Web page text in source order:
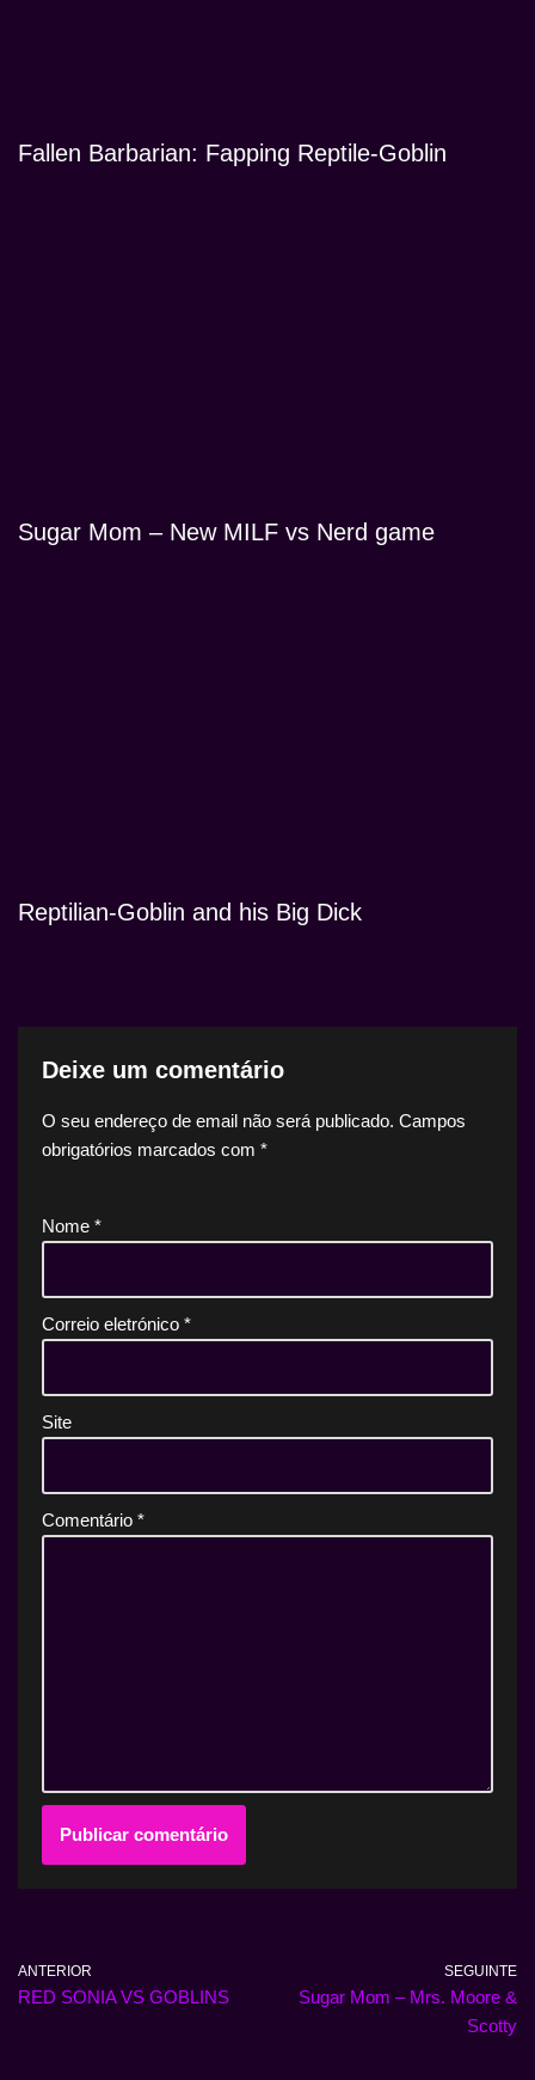
Fallen Barbarian: Fapping Reptile-Goblin
Sugar Mom – New MILF vs Nerd game
Reptilian-Goblin and his Big Dick
Deixe um comentário
O seu endereço de email não será publicado. Campos
obrigatórios marcados com *
Nome *
Correio eletrónico *
Site
Comentário *
ANTERIOR
RED SONIA VS GOBLINS
SEGUINTE
Sugar Mom – Mrs. Moore &
Scotty